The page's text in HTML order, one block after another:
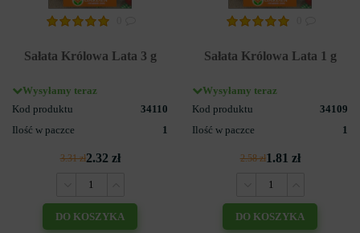
Sałata Królowa Lata 3 g
Wysyłamy teraz
Kod produktu
34110
Ilość w paczce
1
3.31 zł2.32 zł
DO KOSZYKA
Sałata Królowa Lata 1 g
Wysyłamy teraz
Kod produktu
34109
Ilość w paczce
1
2.58 zł1.81 zł
DO KOSZYKA